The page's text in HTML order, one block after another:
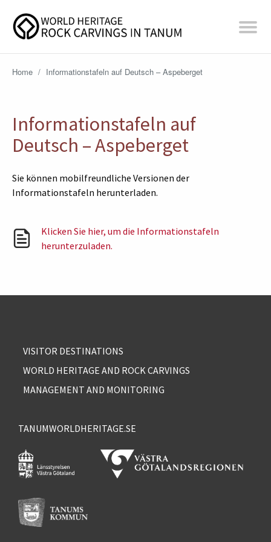
Home / Informationstafeln auf Deutsch – Aspeberget
Informationstafeln auf
Deutsch – Aspeberget
Sie können mobilfreundliche Versionen der
Informationstafeln herunterladen.
Klicken Sie hier, um die Informationstafeln
herunterzuladen.
VISITOR DESTINATIONS
WORLD HERITAGE AND ROCK CARVINGS
MANAGEMENT AND MONITORING
TANUMWORLDHERITAGE.SE